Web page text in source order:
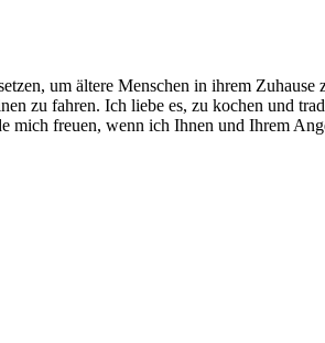
um ältere Menschen in ihrem
zu fahren. Ich liebe es, zu kochen und
mich freuen, wenn ich Ihnen und Ihrem